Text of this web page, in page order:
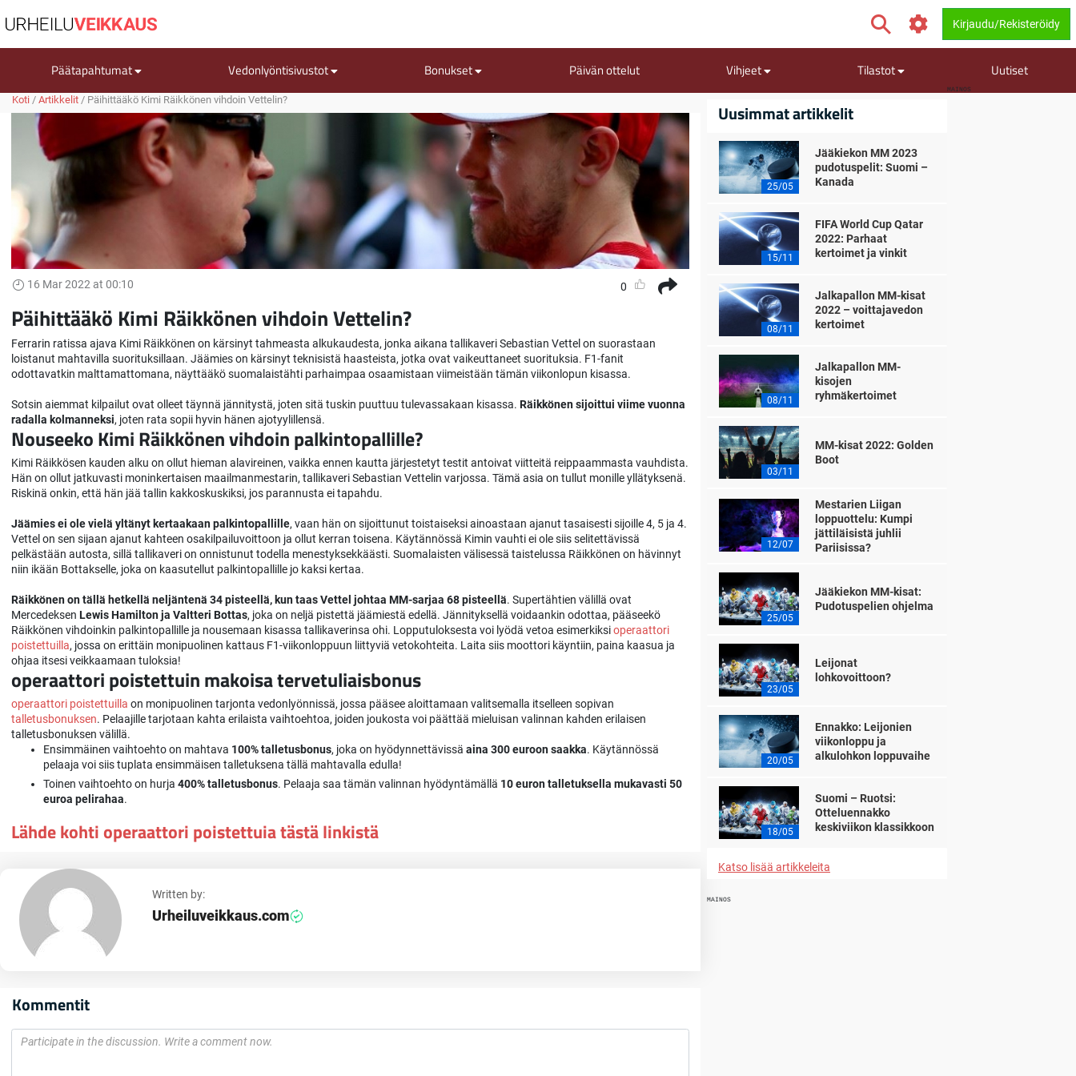
Kirjaudu/Rekisteröidy
Päätapahtumat Vedonlyöntisivustot Bonukset Päivän ottelut Vihjeet Tilastot Uutiset
MAINOS
Koti / Artikkelit / Päihittääkö Kimi Räikkönen vihdoin Vettelin?
16 Mar 2022 at 00:10 0
Päihittääkö Kimi Räikkönen vihdoin Vettelin?
Ferrarin ratissa ajava Kimi Räikkönen on kärsinyt tahmeasta alkukaudesta, jonka aikana tallikaveri Sebastian Vettel on suorastaan
loistanut mahtavilla suorituksillaan. Jäämies on kärsinyt teknisistä haasteista, jotka ovat vaikeuttaneet suorituksia. F1-fanit
odottavatkin malttamattomana, näyttääkö suomalaistähti parhaimpaa osaamistaan viimeistään tämän viikonlopun kisassa.
Sotsin aiemmat kilpailut ovat olleet täynnä jännitystä, joten sitä tuskin puuttuu tulevassakaan kisassa. Räikkönen sijoittui viime vuonna
radalla kolmanneksi, joten rata sopii hyvin hänen ajotyylillensä.
Nouseeko Kimi Räikkönen vihdoin palkintopallille?
Kimi Räikkösen kauden alku on ollut hieman alavireinen, vaikka ennen kautta järjestetyt testit antoivat viitteitä reippaammasta vauhdista.
Hän on ollut jatkuvasti moninkertaisen maailmanmestarin, tallikaveri Sebastian Vettelin varjossa. Tämä asia on tullut monille yllätyksenä.
Riskinä onkin, että hän jää tallin kakkoskuskiksi, jos parannusta ei tapahdu.
Jäämies ei ole vielä yltänyt kertaakaan palkintopallille, vaan hän on sijoittunut toistaiseksi ainoastaan ajanut tasaisesti sijoille 4, 5 ja 4.
Vettel on sen sijaan ajanut kahteen osakilpailuvoittoon ja ollut kerran toisena. Käytännössä Kimin vauhti ei ole siis selitettävissä
pelkästään autosta, sillä tallikaveri on onnistunut todella menestyksekkäästi. Suomalaisten välisessä taistelussa Räikkönen on hävinnyt
niin ikään Bottakselle, joka on kaasutellut palkintopallille jo kaksi kertaa.
Räikkönen on tällä hetkellä neljäntenä 34 pisteellä, kun taas Vettel johtaa MM-sarjaa 68 pisteellä. Supertähtien välillä ovat
Mercedeksen Lewis Hamilton ja Valtteri Bottas, joka on neljä pistettä jäämiestä edellä. Jännityksellä voidaankin odottaa, pääseekö
Räikkönen vihdoinkin palkintopallille ja nousemaan kisassa tallikaverinsa ohi. Lopputuloksesta voi lyödä vetoa esimerkiksioperaattori
poistettuilla, jossa on erittäin monipuolinen kattaus F1-viikonloppuun liittyviä vetokohteita. Laita siis moottori käyntiin, paina kaasua ja
ohjaa itsesi veikkaamaan tuloksia!
operaattori poistettuin makoisa tervetuliaisbonus
operaattori poistettuilla on monipuolinen tarjonta vedonlyönnissä, jossa pääsee aloittamaan valitsemalla itselleen sopivan
talletusbonuksen. Pelaajille tarjotaan kahta erilaista vaihtoehtoa, joiden joukosta voi päättää mieluisan valinnan kahden erilaisen
talletusbonuksen välillä.
Ensimmäinen vaihtoehto on mahtava 100% talletusbonus, joka on hyödynnettävissä aina 300 euroon saakka. Käytännössä
pelaaja voi siis tuplata ensimmäisen talletuksena tällä mahtavalla edulla!
Toinen vaihtoehto on hurja 400% talletusbonus. Pelaaja saa tämän valinnan hyödyntämällä 10 euron talletuksella mukavasti 50
euroa pelirahaa.
Lähde kohti operaattori poistettuia tästä linkistä
Written by:
Urheiluveikkaus.com
Kommentit
Uusimmat artikkelit
25/05
Jääkiekon MM 2023
pudotuspelit: Suomi –
Kanada
15/11
FIFA World Cup Qatar
2022: Parhaat
kertoimet ja vinkit
08/11
Jalkapallon MM-kisat
2022 – voittajavedon
kertoimet
08/11
Jalkapallon MM-
kisojen
ryhmäkertoimet
03/11
MM-kisat 2022: Golden
Boot
12/07
Mestarien Liigan
loppuottelu: Kumpi
jättiläisistä juhlii
Pariisissa?
25/05
Jääkiekon MM-kisat:
Pudotuspelien ohjelma
23/05
Leijonat
lohkovoittoon?
20/05
Ennakko: Leijonien
viikonloppu ja
alkulohkon loppuvaihe
18/05
Suomi – Ruotsi:
Otteluennakko
keskiviikon klassikkoon
Katso lisää artikkeleita
MAINOS